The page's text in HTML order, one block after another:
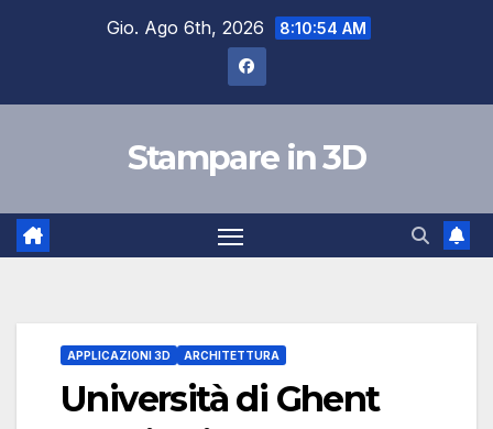
Gio. Ago 6th, 2026 8:10:54 AM
Stampare in 3D
APPLICAZIONI 3D ARCHITETTURA
Università di Ghent